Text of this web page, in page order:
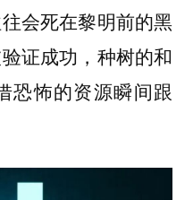
会死在黎明前的黑
证成功，种树的和
恐怖的资源瞬间跟